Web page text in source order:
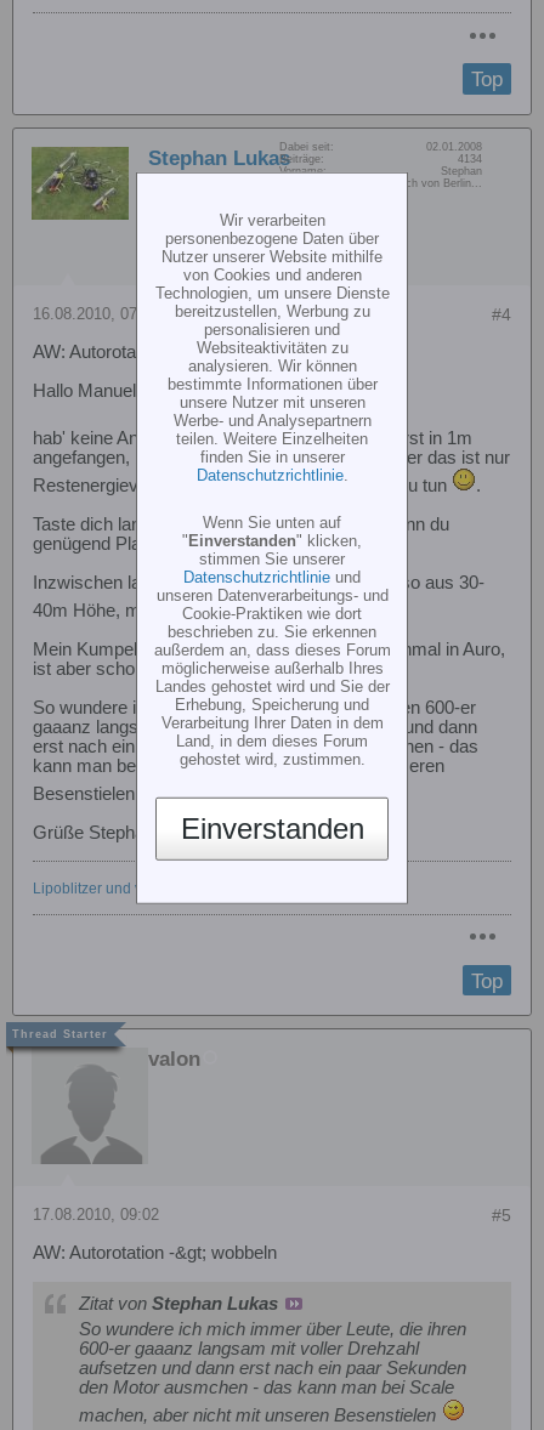
Top
Stephan LukasDabei seit:
02.01.2008
Beiträge:
4134
Vorname:
Stephan
etwas östlich von Berlin...
#4
16.08.2010, 07:31
AW: Autorotation -&gt; wobbeln
Hallo Manuel,
hab' keine Angst, das wird
, ich habe auch erst in 1m
angefangen, bin dann bis auf 3m gegangen - aber das ist nur
Restenergieverwertung, hat mit Auro noch nix zu tun
.
Taste dich langsam ran und mache das nur, wenn du
genügend Platz hast...
Inzwischen lande ich generell mit Auro, immer so aus 30-
40m Höhe, macht einfach Spaß
.
Mein Kumpel landet sogar seinen 500-er manchmal in Auro,
ist aber schon ein bissel grenzwertiger.
So wundere ich mich immer über Leute, die ihren 600-er
gaaanz langsam mit voller Drehzahl aufsetzen und dann
erst nach ein paar Sekunden den Motor ausmchen - das
kann man bei Scale machen, aber nicht mit unseren
Besenstielen
Grüße Stephan
Lipoblitzer und vieles mehr
Top
valon
#5
17.08.2010, 09:02
AW: Autorotation -&gt; wobbeln
Zitat von Stephan Lukas
So wundere ich mich immer über Leute, die ihren
600-er gaaanz langsam mit voller Drehzahl
aufsetzen und dann erst nach ein paar Sekunden
den Motor ausmchen - das kann man bei Scale
machen, aber nicht mit unseren Besenstielen
Wir verarbeiten
personenbezogene Daten über
Nutzer unserer Website mithilfe
von Cookies und anderen
Technologien, um unsere Dienste
bereitzustellen, Werbung zu
personalisieren und
Websiteaktivitäten zu
analysieren. Wir können
bestimmte Informationen über
unsere Nutzer mit unseren
Werbe- und Analysepartnern
teilen. Weitere Einzelheiten
finden Sie in unserer
Datenschutzrichtlinie.
Wenn Sie unten auf
"Einverstanden" klicken,
stimmen Sie unserer
Datenschutzrichtlinie und
unseren Datenverarbeitungs- und
Cookie-Praktiken wie dort
beschrieben zu. Sie erkennen
außerdem an, dass dieses Forum
möglicherweise außerhalb Ihres
Landes gehostet wird und Sie der
Erhebung, Speicherung und
Verarbeitung Ihrer Daten in dem
Land, in dem dieses Forum
gehostet wird, zustimmen.
Einverstanden